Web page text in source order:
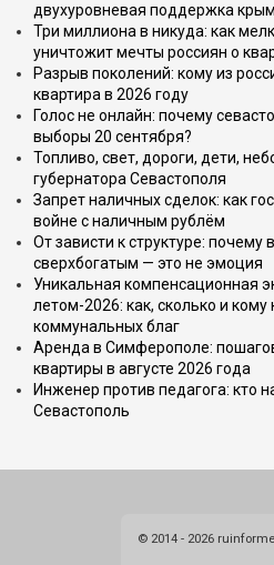
двухуровневая поддержка
Три миллиона в никуда: как
уничтожит мечты россиян о
Разрыв поколений: кому из
квартира в 2026 году
Голос не онлайн: почему
выборы 20 сентября?
Топливо, свет, дороги, дети,
губернатора Севастополя
Запрет наличных сделок: как
войне с наличным рублём
От зависти к структуре: почему
сверхбогатым — это не эмоция
Уникальная компенсационная
летом-2026: как, сколько и кому
коммунальных благ
Аренда в Симферополе:
квартиры в августе 2026 года
Инженер против педагога: кто
Севастополь
© 2014 - 2026